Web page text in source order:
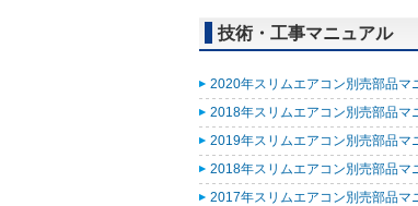
技術・工事マニュアル
2020年スリムエアコン別売部品マ
2018年スリムエアコン別売部品マ
2019年スリムエアコン別売部品マ
2018年スリムエアコン別売部品マ
2017年スリムエアコン別売部品マ